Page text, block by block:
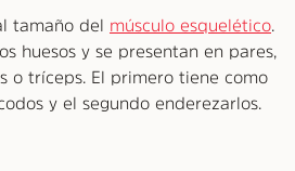
tamaño del músculo esquelético
huesos y se presentan en pares,
o tríceps. El primero tiene como
y el segundo enderezarlos.